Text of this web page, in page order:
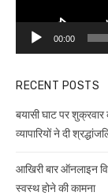
00:00
RECENT POSTS
बयासी घाट पर
व्यापारियों ने दी
आखिरी बार ऑनलाइन
स्वस्थ होने की कामना